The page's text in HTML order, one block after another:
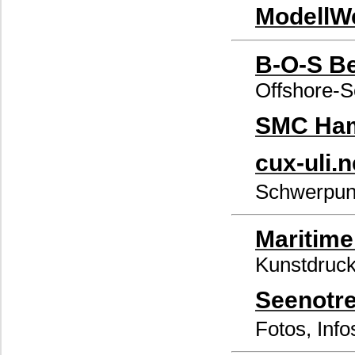
B-O-S
Offshore-
SMC
cux-
Fotos,